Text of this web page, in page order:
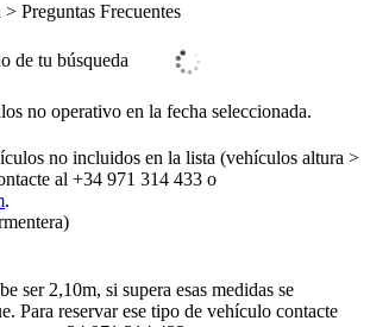
Preguntas Frecuentes
de tu búsqueda
no operativo en la fecha seleccionada.
no incluidos en la lista (vehículos altura >
al +34 971 314 433 o
.
ser 2,10m, si supera esas medidas se
Para reservar ese tipo de vehículo contacte